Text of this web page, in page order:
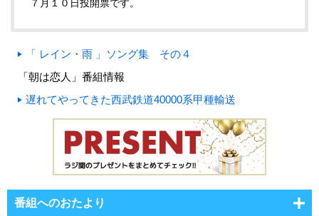
７月１０日投開票です。
「 レイン・雨 」ソング集 その４
「朝は恋人」番組情報
遅れてやってきた西武鉄道40000系甲種輸送
番組へのおたより